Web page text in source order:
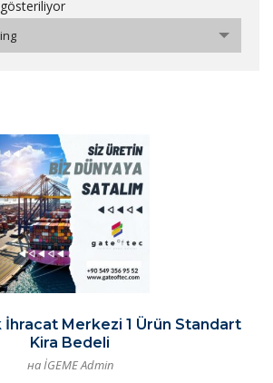
gösteriliyor
İhracat Merkezi 1 Ürün Standart
Kira Bedeli
на İGEME Admin